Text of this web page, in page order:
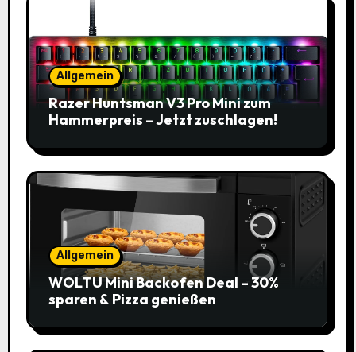
Allgemein
Razer Huntsman V3 Pro Mini zum
Hammerpreis – Jetzt zuschlagen!
Allgemein
WOLTU Mini Backofen Deal – 30%
sparen & Pizza genießen